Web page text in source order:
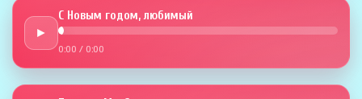
►
С Новым годом, любимый
0:00 / 0:00